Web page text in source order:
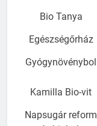
Bio Tanya
Egészségőrház
Gyógynövénybol
Kamilla Bio-vit
Napsugár reform